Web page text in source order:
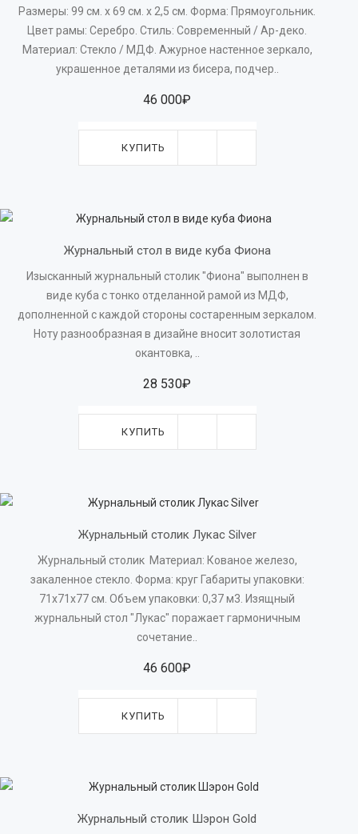
Размеры: 99 см. х 69 см. x 2,5 см. Форма: Прямоугольник.
Цвет рамы: Серебро. Стиль: Современный / Ар-деко.
Материал: Стекло / МДФ. Ажурное настенное зеркало,
украшенное деталями из бисера, подчер..
46 000₽
КУПИТЬ
Журнальный стол в виде куба Фиона
Изысканный журнальный столик "Фиона" выполнен в
виде куба с тонко отделанной рамой из МДФ,
дополненной с каждой стороны состаренным зеркалом.
Ноту разнообразная в дизайне вносит золотистая
окантовка, ..
28 530₽
КУПИТЬ
Журнальный столик Лукас Silver
Журнальный столик Материал: Кованое железо,
закаленное стекло. Форма: круг Габариты упаковки:
71х71х77 см. Объем упаковки: 0,37 м3. Изящный
журнальный стол "Лукас" поражает гармоничным
сочетание..
46 600₽
КУПИТЬ
Журнальный столик Шэрон Gold